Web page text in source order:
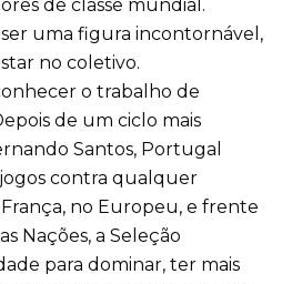
de classe mundial.
uma figura incontornável,
no coletivo.
o trabalho de
de um ciclo mais
Santos, Portugal
jogos contra qualquer
no Europeu, e frente
Nações, a Seleção
para dominar, ter mais